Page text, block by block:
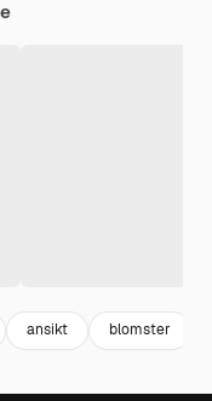
ansikt blomster